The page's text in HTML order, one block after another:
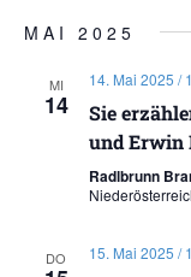
wählen.
MAI 2025
MI
14
14. Mai 2025 /
Sie
und Erwin
Radlbrunn
DO 15. Mai 2025 /